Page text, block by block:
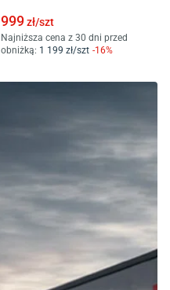
999zł/szt
Najniższa cena z 30 dni przed
obniżką: 1 199 zł/szt -16%